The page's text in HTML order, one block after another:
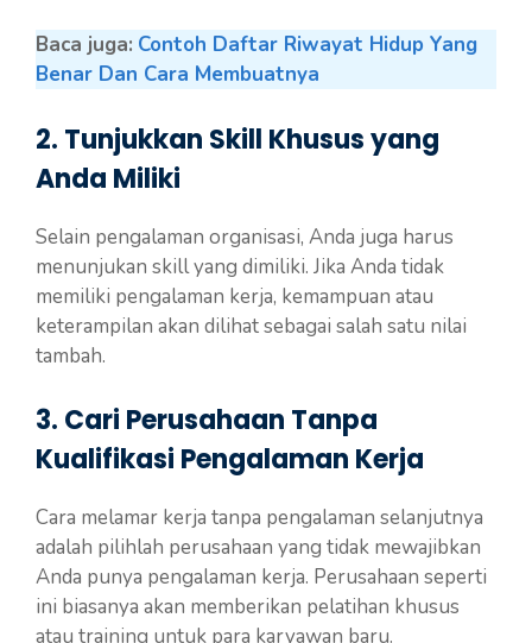
Baca juga: Contoh Daftar Riwayat Hidup Yang
Benar Dan Cara Membuatnya
2. Tunjukkan Skill Khusus yang
Anda Miliki
Selain pengalaman organisasi, Anda juga harus
menunjukan skill yang dimiliki. Jika Anda tidak
memiliki pengalaman kerja, kemampuan atau
keterampilan akan dilihat sebagai salah satu nilai
tambah.
3. Cari Perusahaan Tanpa
Kualifikasi Pengalaman Kerja
Cara melamar kerja tanpa pengalaman selanjutnya
adalah pilihlah perusahaan yang tidak mewajibkan
Anda punya pengalaman kerja. Perusahaan seperti
ini biasanya akan memberikan pelatihan khusus
atau training untuk para karyawan baru.